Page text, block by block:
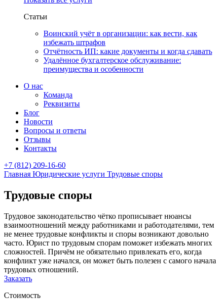
Статьи
Воинский учёт в организации: как вести, как
избежать штрафов
Отчётность ИП: какие документы и когда сдавать
Удалённое бухгалтерское обслуживание:
преимущества и особенности
О нас
Команда
Реквизиты
Блог
Новости
Вопросы и ответы
Отзывы
Контакты
+7 (812) 209-16-60
Главная Юридические услуги Трудовые споры
Трудовые споры
Трудовое законодательство чётко прописывает нюансы
взаимоотношений между работниками и работодателями, тем
не менее трудовые конфликты и споры возникают довольно
часто. Юрист по трудовым спорам поможет избежать многих
сложностей. Причём не обязательно привлекать его, когда
конфликт уже начался, он может быть полезен с самого начала
трудовых отношений.
Заказать
Стоимость